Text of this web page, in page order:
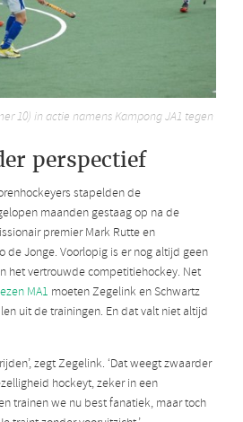
10) in actie namens Kampong JA1 tegen
perspectief
stapelden de
maanden gestaag op na de
premier Mark Rutte en
de Jonge. Voorlopig is er nog altijd geen
het vertrouwde competitiehockey. Net
MA1 moeten Zegelink en Schwartz
uit de trainingen. En dat valt niet altijd
zegt Zegelink. ‘Dat weegt zwaarder
hockeyt, zeker in een
trainen we nu best fanatiek, maar toch